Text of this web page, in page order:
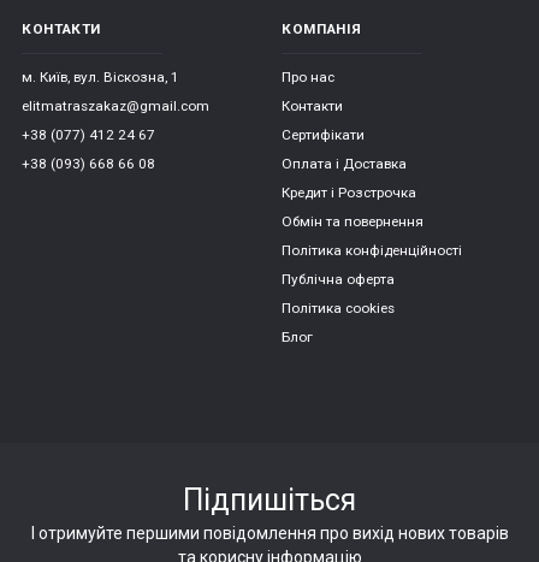
КОНТАКТИ
м. Київ, вул. Віскозна, 1
elitmatraszakaz@gmail.com
+38 (077) 412 24 67
+38 (093) 668 66 08
КОМПАНІЯ
Про нас
Контакти
Сертифікати
Оплата і Доставка
Кредит і Розстрочка
Обмін та повернення
Політика конфіденційності
Публічна оферта
Політика cookies
Блог
Підпишіться
І отримуйте першими повідомлення про вихід нових товарів
та корисну інформацію